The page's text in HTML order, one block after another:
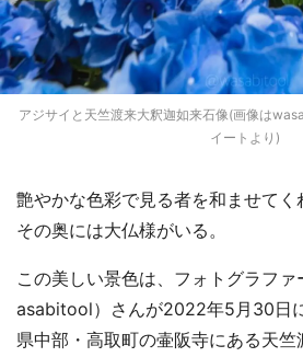
アジサイと天竺渡来大釈迦如来石像(画像は
イートより)
艶やかな色彩で見る者を和ませてく
その奥には大仏様がいる。
この美しい景色は、フォトグラフ
asabitool）さんが2022年5月30日
県中部・高取町の壷阪寺にある天